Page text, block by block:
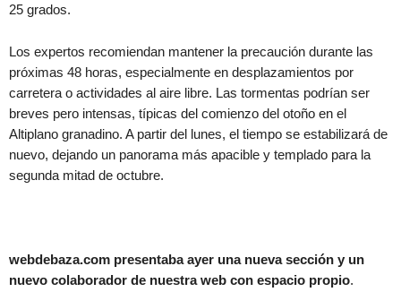
25 grados.
Los expertos recomiendan mantener la precaución durante las
próximas 48 horas, especialmente en desplazamientos por
carretera o actividades al aire libre. Las tormentas podrían ser
breves pero intensas, típicas del comienzo del otoño en el
Altiplano granadino. A partir del lunes, el tiempo se estabilizará de
nuevo, dejando un panorama más apacible y templado para la
segunda mitad de octubre.
webdebaza.com presentaba ayer una nueva sección y un
nuevo colaborador de nuestra web con espacio propio.